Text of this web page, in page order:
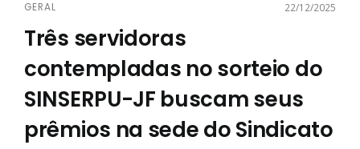
GERAL 22/12/2025
Três servidoras
contempladas no sorteio do
SINSERPU-JF buscam seus
prêmios na sede do Sindicato